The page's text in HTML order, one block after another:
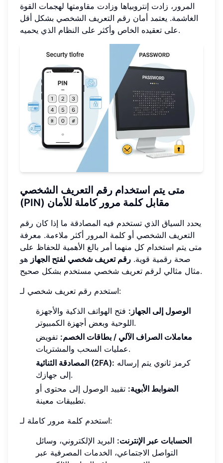
المرور، زادت إنتروبياها وزادت مقاومتها لهجمات القوة
الغاشمة. يعتمد أمان رقم التعريف الشخصي بشكل أقل
على تعقيده الخاص وأكثر على النظام الذي يحميه.
متى يتم استخدام رقم التعريف الشخصي
(PIN) مقابل كلمة مرور كاملة للأمان
يحدد السياق الذي تستخدم فيه المصادقة ما إذا كان رقم
التعريف الشخصي أو كلمة المرور أكثر ملاءمة. معرفة
متى يتم استخدام كل منهما أمر بالغ الأهمية للحفاظ على
صحة رقمية قوية. رقم تعريف شخصي لفتح الجهاز هو
مثال مثالي لرقم تعريف شخصي مستخدم بشكل صحيح.
استخدم رقم تعريف شخصي لـ:
الوصول إلى الجهاز: فتح الهواتف الذكية والأجهزة
اللوحية وبعض أجهزة الكمبيوتر.
معاملات الصراف الآلي / بطاقات الخصم: تفويض
عمليات السحب والمشتريات.
المصادقة الثنائية (2FA):
إلى جهازك.
الضوابط الأبوية: تقييد الوصول إلى محتوى أو
تطبيقات معينة.
استخدم كلمة مرور كاملة لـ:
الحسابات عبر الإنترنت: البريد الإلكتروني، وسائل
التواصل الاجتماعي، الخدمات المصرفية عبر